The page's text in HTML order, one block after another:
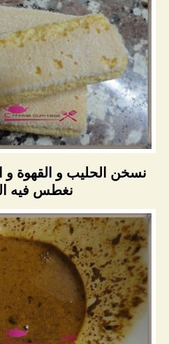
نسخن الحليب و القهوة
نغطس فيه